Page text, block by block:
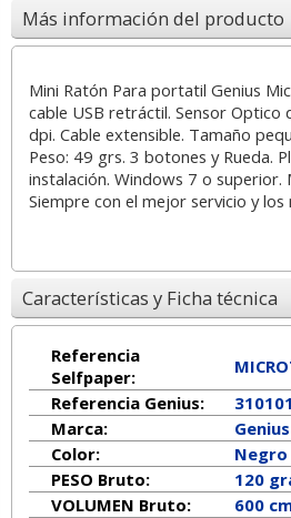
Más información del producto
Mini Ratón Para portatil Genius
cable USB retráctil. Sensor Optico
dpi. Cable extensible. Tamaño
Peso: 49 grs. 3 botones y Rueda.
instalación. Windows 7 o superior.
Siempre con el mejor servicio y
Características y Ficha técnica
Referencia
Selfpaper:
Referencia Genius:
Marca:
Genius
Color:
Negro
PESO Bruto:
120
VOLUMEN Bruto:
600